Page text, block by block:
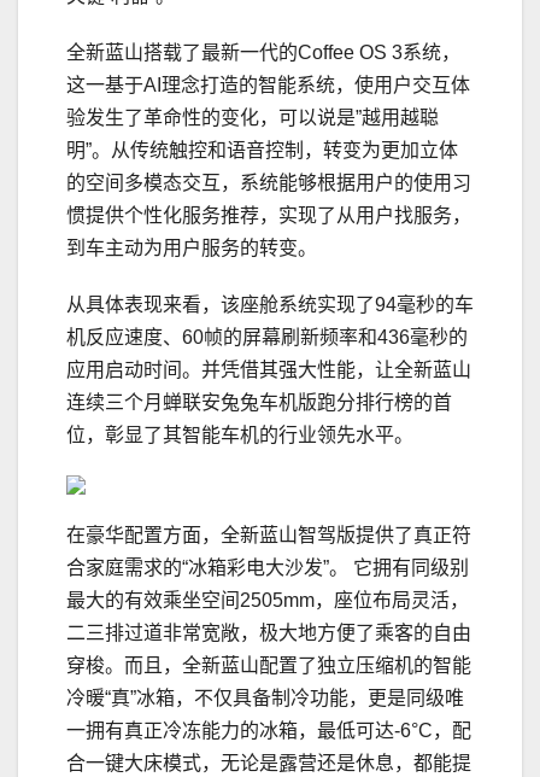
全新蓝山搭载了最新一代的Coffee OS 3系统，
这一基于AI理念打造的智能系统，使用户交互体
验发生了革命性的变化，可以说是”越用越聪
明”。从传统触控和语音控制，转变为更加立体
的空间多模态交互，系统能够根据用户的使用 习
惯提供个性化服务推荐，实现了从用户找服务，
到车主动为用户服务的转变。
从具体表现来看，该座舱系统实现了94毫秒的车
机反应速度、60帧的屏幕刷新频率和436毫秒的
应用启动时间。并凭借其强大性能，让全新蓝山
连续三个月蝉联安兔兔车机版跑分排行榜的首
位，彰显了其智能车机的行业领先水平。
在豪华配置方面，全新蓝山智驾版提供了真正符
合家庭需求的“冰箱彩电大沙发”。 它拥有同级别
最大的有效乘坐空间2505mm，座位布局灵活，
二三排过道非常宽敞，极大地方便了乘客的自由
穿梭。而且，全新蓝山配置了独立压缩机的智能
冷暖“真”冰箱，不仅具备制冷功能，更是同级唯
一拥有真正冷冻能力的冰箱，最低可达-6°C，配
合一键大床模式，无论是露营还是休息，都能提